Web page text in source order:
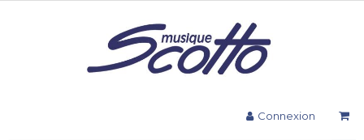
Connexion